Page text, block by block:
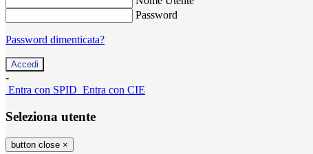
Password
Password dimenticata?
-
Entra con SPID Entra con CIE
Seleziona utente
button close ×